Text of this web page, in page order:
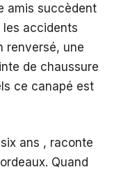
amis succèdent
les accidents
renversé, une
de chaussure
ce canapé est
ans , raconte
Quand